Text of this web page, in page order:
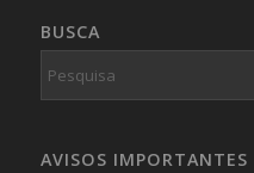
BUSCA
AVISOS IMPORTANTES